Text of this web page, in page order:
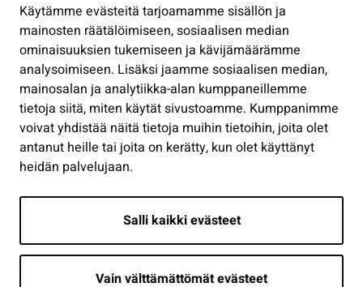
Käytämme evästeitä tarjoamamme sisällön ja
mainosten räätälöimiseen, sosiaalisen median
ominaisuuksien tukemiseen ja kävijämäärämme
analysoimiseen. Lisäksi jaamme sosiaalisen median,
mainosalan ja analytiikka-alan kumppaneillemme
tietoja siitä, miten käytät sivustoamme. Kumppanimme
voivat yhdistää näitä tietoja muihin tietoihin, joita olet
antanut heille tai joita on kerätty, kun olet käyttänyt
heidän palvelujaan.
Salli kaikki evästeet
Vain välttämättömät evästeet
Työ ja yrittäminen
Osallistu ja asioi
Näytä omat evästeasetukseni
Seuraa meitä